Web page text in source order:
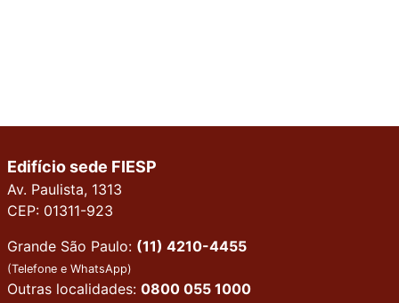
Edifício sede FIESP
Av. Paulista, 1313
CEP: 01311-923
Grande São Paulo: (11) 4210-4455
(Telefone e WhatsApp)
Outras localidades: 0800 055 1000